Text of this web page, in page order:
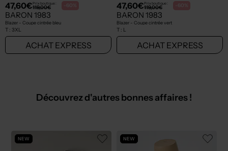
47,60€Prix boutique :
119,00€ -60%
BARON 1983
Blazer - Coupe cintrée bleu
T : 3XL
ACHAT EXPRESS
47,60€Prix boutique :
119,00€ -60%
BARON 1983
Blazer - Coupe cintrée vert
T : L
ACHAT EXPRESS
Découvrez d'autres bonnes affaires !
NEW NEW